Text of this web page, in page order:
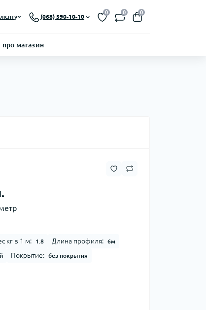
(068) 590-10-10
0 0 0
про магазин
кг в 1 м: 1.8 Длина профиля: 6м
Покрытие: без покрытия